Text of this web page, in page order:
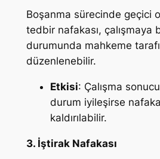
Boşanma sürecinde geçici
tedbir nafakası, çalışmaya
durumunda mahkeme
düzenlenebilir.
Etkisi: Çalışma
durum iyileşirse
kaldırılabilir.
3. İştirak Nafakası